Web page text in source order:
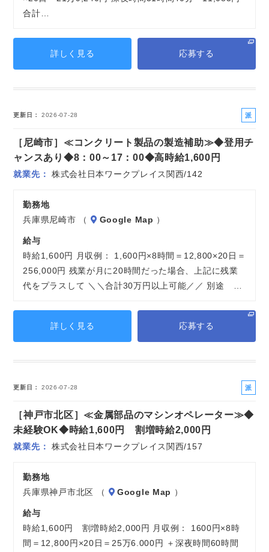
合計…
詳しく見る 応募する
更新日 2026-07-28
派
社
［尼崎市］≪コンクリート製品の製造補助≫◆登用チ
ャンスあり◆8：00～17：00◆高時給1,600円
就業先 株式会社日本ワークプレイス関西/142
勤務地
兵庫県尼崎市 （
Google Map ）
給与
時給1,600円 月収例： 1,600円×8時間＝12,800×20日＝
256,000円 残業が月に20時間だった場合、上記に残業
代をプラスして ＼＼合計30万円以上可能／／ 別途 …
詳しく見る 応募する
更新日 2026-07-28
派
社
［神戸市北区］≪金属部品のマシンオペレーター≫◆
未経験OK◆時給1,600円 割増時給2,000円
就業先 株式会社日本ワークプレイス関西/157
勤務地
兵庫県神戸市北区 （
Google Map ）
給与
時給1,600円 割増時給2,000円 月収例： 1600円×8時
間＝12,800円×20日＝25万6.000円 ＋深夜時間60時間